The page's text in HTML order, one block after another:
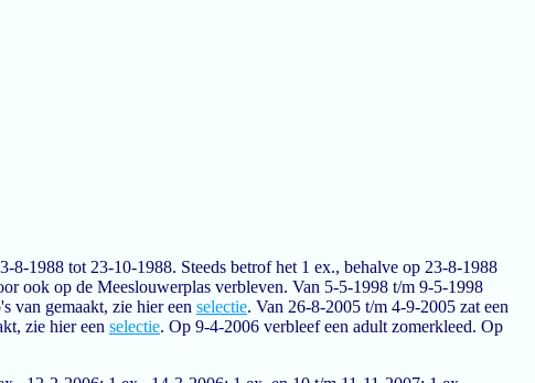
8-1988 tot 23-10-1988. Steeds betrof het 1 ex., behalve op 23-8-1988
ook op de Meeslouwerplas verbleven. Van 5-5-1998 t/m 9-5-1998
van gemaakt, zie hier een selectie. Van 26-8-2005 t/m 4-9-2005 zat een
zie hier een selectie. Op 9-4-2006 verbleef een adult zomerkleed. Op